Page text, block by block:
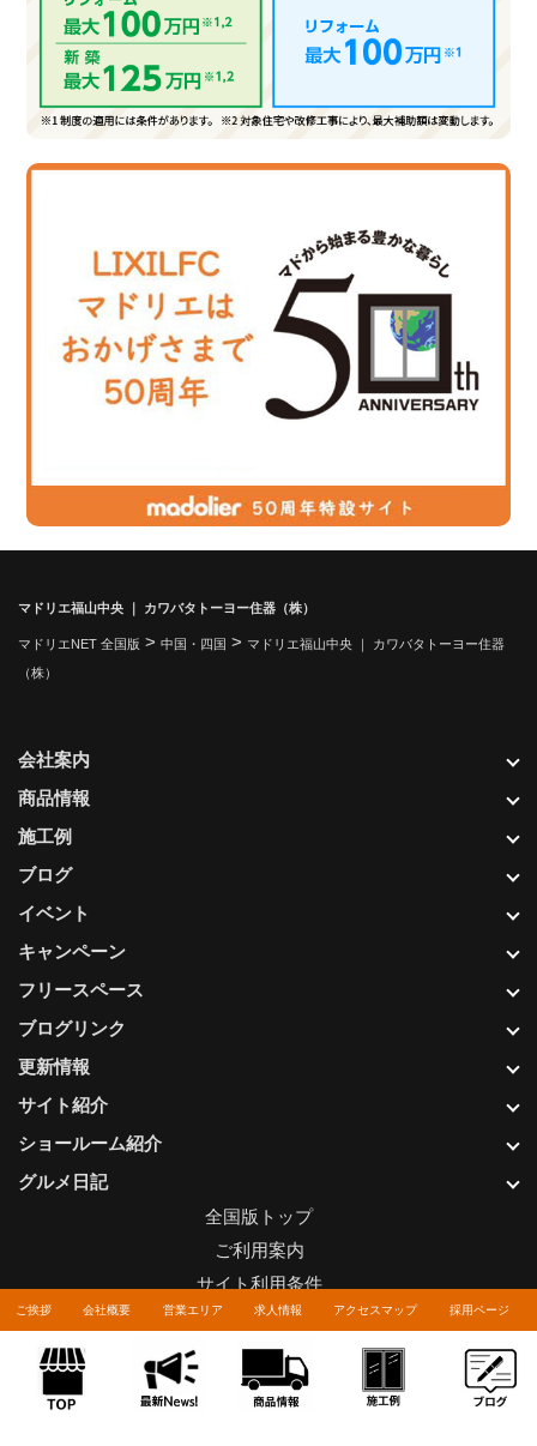
ご挨拶 会社概要 営業エリア 求人情報 アクセスマップ 採用ページ
マドリエ福山中央 ｜ カワバタトーヨー住器（株）
マドリエNET 全国版 > 中国・四国 > マドリエ福山中央 ｜ カワバタトーヨー住器
（株）
更新情報
サイト紹介
ショールーム紹介
グルメ日記
会社案内
商品情報
施工例
ブログ
イベント
キャンペーン
フリースペース
ブログリンク
全国版トップ
ご利用案内
サイト利用条件
プライバシーポリシー
関連リンク
お問い合わせについて